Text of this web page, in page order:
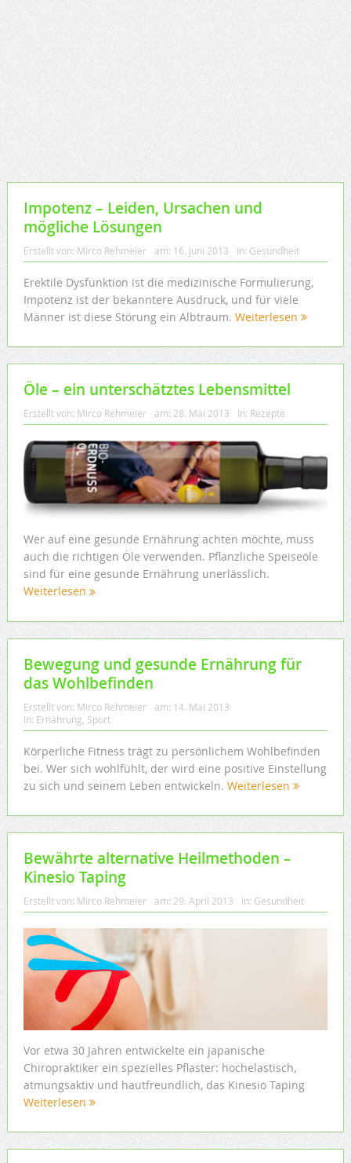
Impotenz – Leiden, Ursachen und
mögliche Lösungen
Erstellt von: Mirco Rehmeier am: 16. Juni 2013 In: Gesundheit
Erektile Dysfunktion ist die medizinische Formulierung,
Impotenz ist der bekanntere Ausdruck, und für viele
Männer ist diese Störung ein Albtraum. Weiterlesen
Öle – ein unterschätztes Lebensmittel
Erstellt von: Mirco Rehmeier am: 28. Mai 2013 In: Rezepte
Wer auf eine gesunde Ernährung achten möchte, muss
auch die richtigen Öle verwenden. Pflanzliche Speiseöle
sind für eine gesunde Ernährung unerlässlich.
Weiterlesen
Bewegung und gesunde Ernährung für
das Wohlbefinden
Erstellt von: Mirco Rehmeier am: 14. Mai 2013
In: Ernährung Sport
Körperliche Fitness trägt zu persönlichem Wohlbefinden
bei. Wer sich wohlfühlt, der wird eine positive Einstellung
zu sich und seinem Leben entwickeln. Weiterlesen
Bewährte alternative Heilmethoden –
Kinesio Taping
Erstellt von: Mirco Rehmeier am: 29. April 2013 In: Gesundheit
Vor etwa 30 Jahren entwickelte ein japanische
Chiropraktiker ein spezielles Pflaster: hochelastisch,
atmungsaktiv und hautfreundlich, das Kinesio Taping
Weiterlesen